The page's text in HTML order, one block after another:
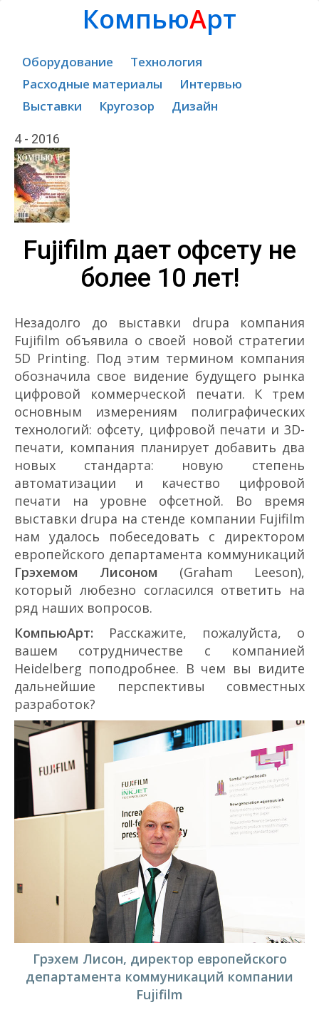
КомпьюАрт
Оборудование
Технология
Расходные материалы
Интервью
Выставки
Кругозор Дизайн
4 - 2016
Fujifilm дает офсету не
более 10 лет!
Незадолго до выставки drupa компания
Fujifilm объявила о своей новой стратегии
5D Printing. Под этим термином компания
обозначила свое видение будущего рынка
цифровой коммерческой печати. К трем
основным измерениям полиграфических
технологий: офсету, цифровой печати и 3D­
печати, компания планирует добавить два
новых стандарта: новую степень
автоматизации и качество цифровой
печати на уровне офсетной. Во время
выставки drupa на стенде компании Fujifilm
нам удалось побеседовать с директором
европейского департамента коммуникаций
Грэхемом Лисоном (Graham Leeson),
который любезно согласился ответить на
ряд наших вопросов.
КомпьюАрт: Расскажите, пожалуйста, о
вашем сотрудничестве с компанией
Heidelberg поподробнее. В чем вы видите
дальнейшие перспективы совместных
разработок?
Грэхем Лисон, директор европейского
департамента коммуникаций компании
Fujifilm